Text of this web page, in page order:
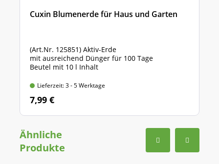
Cuxin Blumenerde für Haus und Garten
(Art.Nr. 125851) Aktiv-Erde
mit ausreichend Dünger für 100 Tage
Beutel mit 10 l Inhalt
Lieferzeit: 3 - 5 Werktage
7,99 €
Ähnliche
Produkte